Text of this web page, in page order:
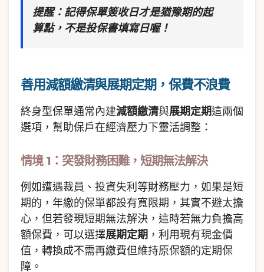
提醒：記得保單簽收日才是猶豫期的起
算點，不是投保書填寫日喔！
善用減額繳清與展期定期，保費不浪費
終身型保單通常內建減額繳清與展期定期這兩個
選項，幫助保戶在經濟壓力下靈活調整：
情境 1：突發財務困難，短期無法解決
例如遭遇裁員、投資失利等財務壓力，如果是短
期的，年繳的保單都設有寬限期，其實不避太擔
心，但若發現短期無法解決，這時若無力負擔高
額保費，可以選擇展期定期 ，利用現有現金價
值，轉換成不需再繳費但維持原保額的定期保
障。